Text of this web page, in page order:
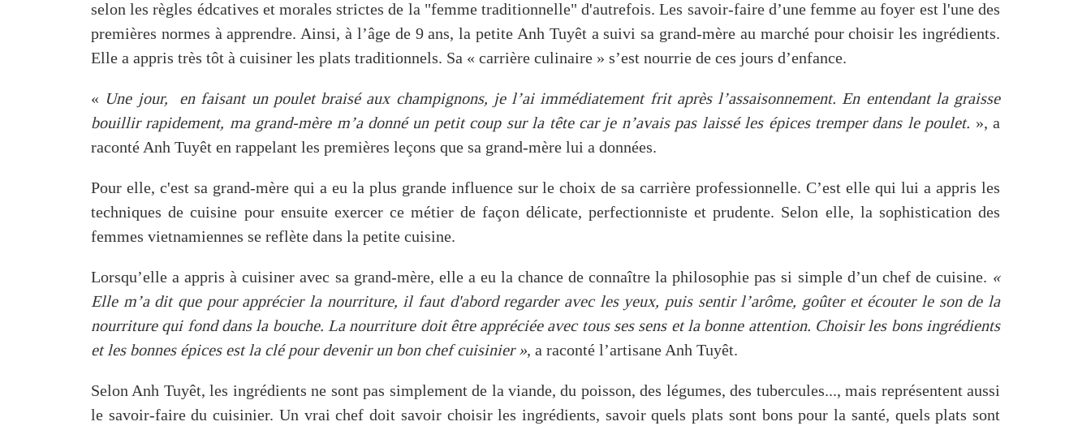
selon les règles édcatives et morales strictes de la "femme traditionnelle" d'autrefois. Les savoir-faire d’une femme au foyer est l'une des
premières normes à apprendre. Ainsi, à l’âge de 9 ans, la petite Anh Tuyêt a suivi sa grand-mère au marché pour choisir les ingrédients.
Elle a appris très tôt à cuisiner les plats traditionnels. Sa « carrière culinaire » s’est nourrie de ces jours d’enfance.
« Une jour, en faisant un poulet braisé aux champignons, je l’ai immédiatement frit après l’assaisonnement. En entendant la graisse
bouillir rapidement, ma grand-mère m’a donné un petit coup sur la tête car je n’avais pas laissé les épices tremper dans le poulet. », a
raconté Anh Tuyêt en rappelant les premières leçons que sa grand-mère lui a données.
Pour elle, c'est sa grand-mère qui a eu la plus grande influence sur le choix de sa carrière professionnelle. C’est elle qui lui a appris les
techniques de cuisine pour ensuite exercer ce métier de façon délicate, perfectionniste et prudente. Selon elle, la sophistication des
femmes vietnamiennes se reflète dans la petite cuisine.
Lorsqu’elle a appris à cuisiner avec sa grand-mère, elle a eu la chance de connaître la philosophie pas si simple d’un chef de cuisine. «
Elle m’a dit que pour apprécier la nourriture, il faut d'abord regarder avec les yeux, puis sentir l’arôme, goûter et écouter le son de la
nourriture qui fond dans la bouche. La nourriture doit être appréciée avec tous ses sens et la bonne attention. Choisir les bons ingrédients
et les bonnes épices est la clé pour devenir un bon chef cuisinier », a raconté l’artisane Anh Tuyêt.
Selon Anh Tuyêt, les ingrédients ne sont pas simplement de la viande, du poisson, des légumes, des tubercules..., mais représentent aussi
le savoir-faire du cuisinier. Un vrai chef doit savoir choisir les ingrédients, savoir quels plats sont bons pour la santé, quels plats sont